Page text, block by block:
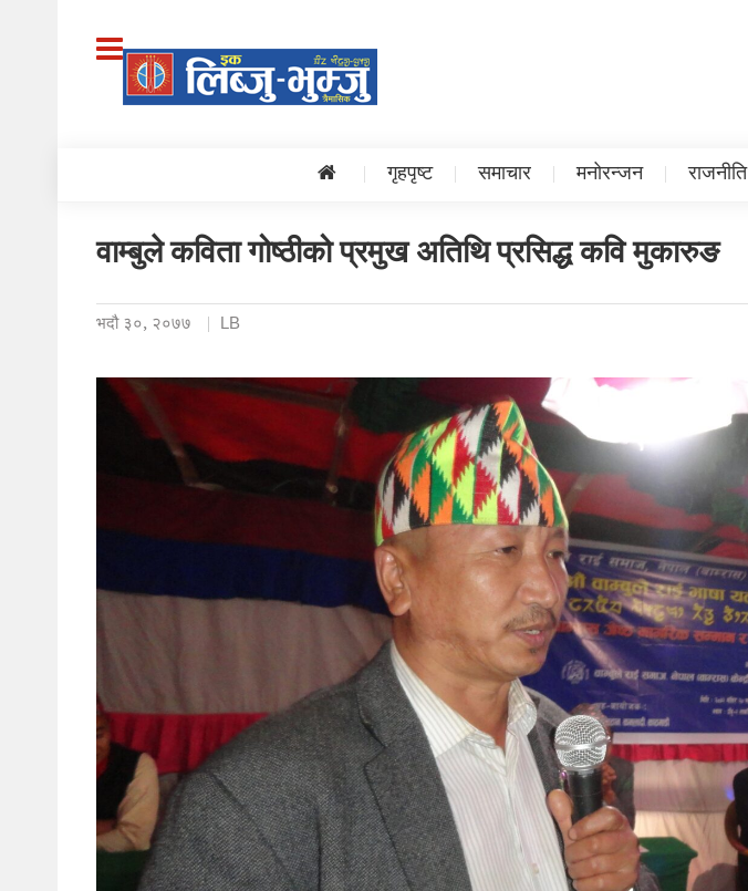
गृहपृष्ट समाचार मनोरन्जन राजनीति
वाम्बुले कविता गोष्ठीको प्रमुख अतिथि प्रसिद्ध कवि मुकारुङ
भदौ ३०, २०७७ LB